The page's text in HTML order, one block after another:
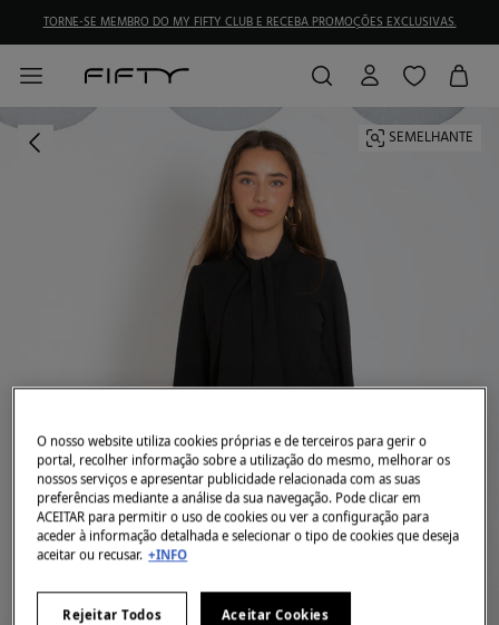
TORNE-SE MEMBRO DO MY FIFTY CLUB E RECEBA PROMOÇÕES EXCLUSIVAS.
SEMELHANTE
O nosso website utiliza cookies próprias e de terceiros para gerir o
portal, recolher informação sobre a utilização do mesmo, melhorar os
nossos serviços e apresentar publicidade relacionada com as suas
preferências mediante a análise da sua navegação. Pode clicar em
ACEITAR para permitir o uso de cookies ou ver a configuração para
aceder à informação detalhada e selecionar o tipo de cookies que deseja
aceitar ou recusar. +INFO
Rejeitar Todos Aceitar Cookies